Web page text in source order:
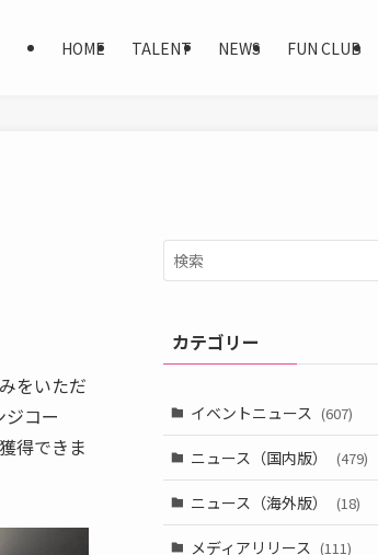
HOME TALENT NEWS FUN CLUB
をいただ
コー
得できま
カテゴリー
イベントニュース (607)
ニュース（国内版） (479)
ニュース（海外版） (18)
メディアリリース (111)